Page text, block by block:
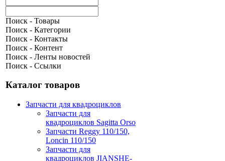
Поиск - Товары
Поиск - Категории
Поиск - Контакты
Поиск - Контент
Поиск - Ленты новостей
Поиск - Ссылки
Каталог товаров
Запчасти для квадроциклов
Запчасти для
квадроциклов Sagitta Orso
Запчасти Reggy 110/150,
Loncin 110/150
Запчасти для
квадроциклов JIANSHE-